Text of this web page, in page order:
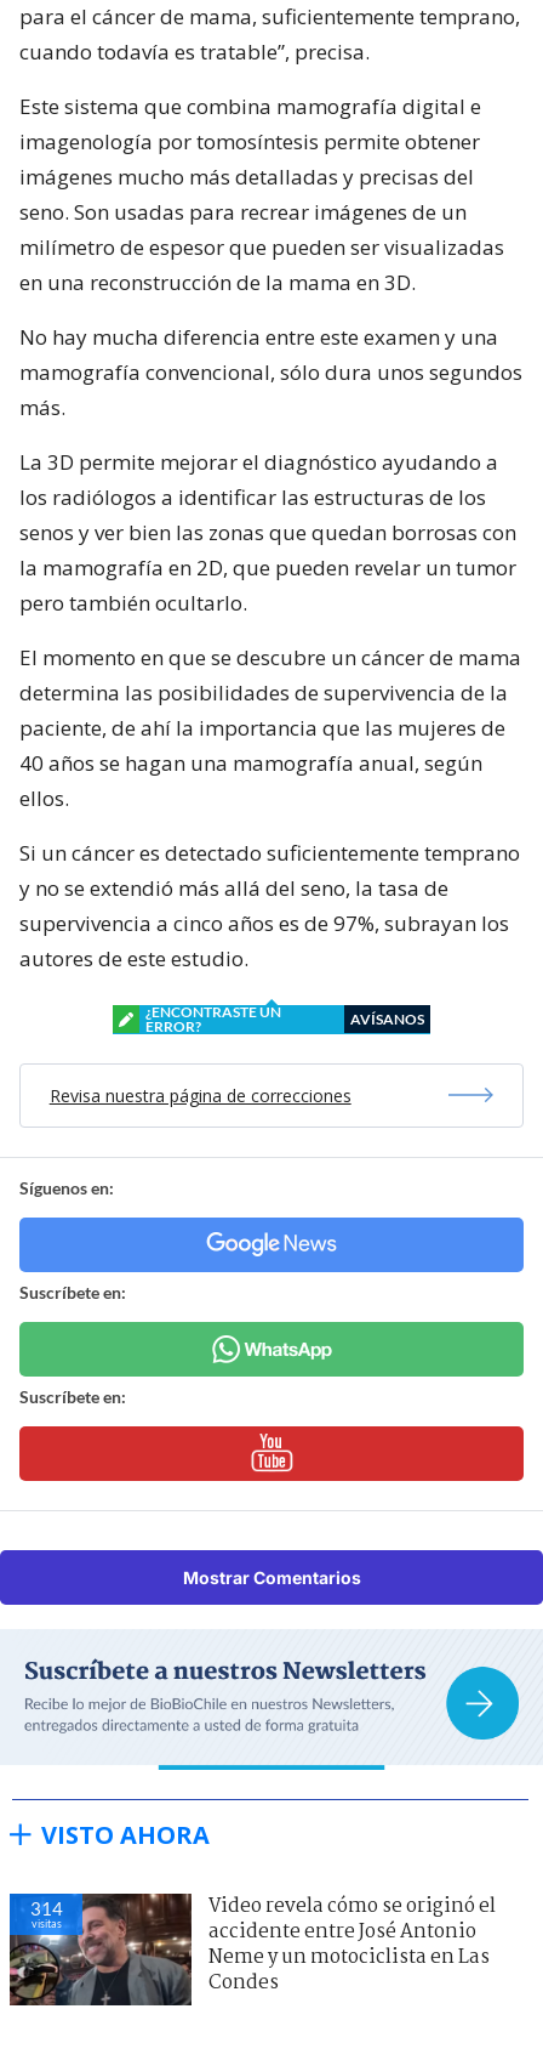
para el cáncer de mama, suficientemente temprano,
cuando todavía es tratable”, precisa.
Este sistema que combina mamografía digital e
imagenología por tomosíntesis permite obtener
imágenes mucho más detalladas y precisas del
seno. Son usadas para recrear imágenes de un
milímetro de espesor que pueden ser visualizadas
en una reconstrucción de la mama en 3D.
No hay mucha diferencia entre este examen y una
mamografía convencional, sólo dura unos segundos
más.
La 3D permite mejorar el diagnóstico ayudando a
los radiólogos a identificar las estructuras de los
senos y ver bien las zonas que quedan borrosas con
la mamografía en 2D, que pueden revelar un tumor
pero también ocultarlo.
El momento en que se descubre un cáncer de mama
determina las posibilidades de supervivencia de la
paciente, de ahí la importancia que las mujeres de
40 años se hagan una mamografía anual, según
ellos.
Si un cáncer es detectado suficientemente temprano
y no se extendió más allá del seno, la tasa de
supervivencia a cinco años es de 97%, subrayan los
autores de este estudio.
¿ENCONTRASTE UN
ERROR?
AVÍSANOS
Revisa nuestra página de correcciones
Síguenos en:
Suscríbete en:
Suscríbete en:
Mostrar Comentarios
VISTO AHORA
314
visitas
Video revela cómo se originó el
accidente entre José Antonio
Neme y un motociclista en Las
Condes